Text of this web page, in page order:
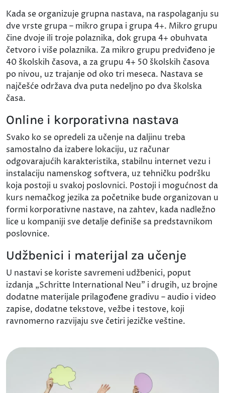
Kada se organizuje grupna nastava, na raspolaganju su
dve vrste grupa – mikro grupa i grupa 4+. Mikro grupu
čine dvoje ili troje polaznika, dok grupa 4+ obuhvata
četvoro i više polaznika. Za mikro grupu predviđeno je
40 školskih časova, a za grupu 4+ 50 školskih časova
po nivou, uz trajanje od oko tri meseca. Nastava se
najčešće održava dva puta nedeljno po dva školska
časa.
Online i korporativna nastava
Svako ko se opredeli za učenje na daljinu treba
samostalno da izabere lokaciju, uz računar
odgovarajućih karakteristika, stabilnu internet vezu i
instalaciju namenskog softvera, uz tehničku podršku
koja postoji u svakoj poslovnici. Postoji i mogućnost da
kurs nemačkog jezika za početnike bude organizovan u
formi korporativne nastave, na zahtev, kada nadležno
lice u kompaniji sve detalje definiše sa predstavnikom
poslovnice.
Udžbenici i materijal za učenje
U nastavi se koriste savremeni udžbenici, poput
izdanja „Schritte International Neu” i drugih, uz brojne
dodatne materijale prilagođene gradivu – audio i video
zapise, dodatne tekstove, vežbe i testove, koji
ravnomerno razvijaju sve četiri jezičke veštine.